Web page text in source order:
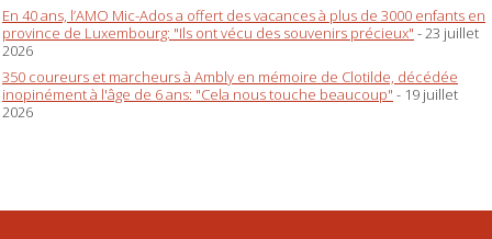
En 40 ans, l’AMO Mic-Ados a offert des vacances à plus de 3000 enfants en
province de Luxembourg: "Ils ont vécu des souvenirs précieux" - 23 juillet
2026
350 coureurs et marcheurs à Ambly en mémoire de Clotilde, décédée
inopinément à l'âge de 6 ans: "Cela nous touche beaucoup" - 19 juillet
2026